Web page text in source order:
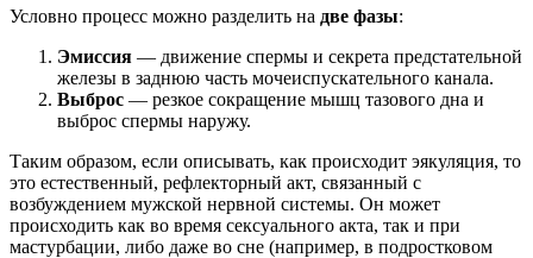
Условно процесс можно разделить на две фазы:
Эмиссия — движение спермы и секрета предстательной
железы в заднюю часть мочеиспускательного канала.
Выброс — резкое сокращение мышц тазового дна и
выброс спермы наружу.
Таким образом, если описывать, как происходит эякуляция, то
это естественный, рефлекторный акт, связанный с
возбуждением мужской нервной системы. Он может
происходить как во время сексуального акта, так и при
мастурбации, либо даже во сне (например, в подростковом